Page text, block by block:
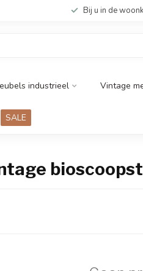
Bij u in de
industrieel Vintage
SALE